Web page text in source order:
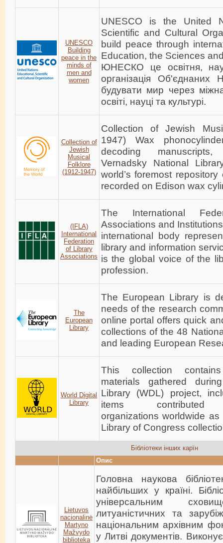
UNESCO
Building
peace in the
minds of
men and
women
UNESCO is the United
Scientific and Cultural
build peace through
Education, the Sciences
ЮНЕСКО це освітня,
організація Об'єднаних
будувати мир через
освіті, науці та культурі.
Collection of
Jewish
Musical
Folklore
(1912-1947)
Collection of Jewish
1947) Wax
decoding
Vernadsky National
world’s foremost
recorded on Edison wax
(IFLA)
International
Federation
of Library
Associations
The International
Associations and
international body
library and information
is the global voice of the
profession.
The
European
Library
The European Library is
needs of the research
online portal offers quick
collections of the 48
and leading European
World Digital
Library
This collection
materials gathered
Library (WDL) project,
items
organizations worldwide
Library of Congress
Бібліотеки інших карїн
Опис
Lietuvos
nacionalinė
Martyno
Mažvydo
biblioteka
Головна наукова
найбільших у країні.
універсальним
литуаністичних та
національним архівним
у Литві документів.